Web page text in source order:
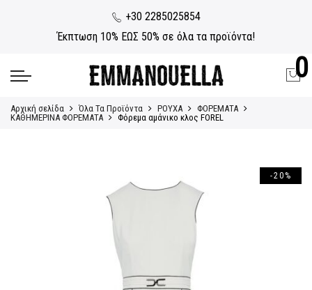
+30 2285025854
Έκπτωση 10% ΕΩΣ 50% σε όλα τα προϊόντα!
0
Αρχική σελίδα Όλα Τα Προϊόντα ΡΟΥΧΑ
ΦΟΡΕΜΑΤΑ
ΚΑΘΗΜΕΡΙΝΑ ΦΟΡΕΜΑΤΑ
Φόρεμα αμάνικο κλος FOREL
-20%